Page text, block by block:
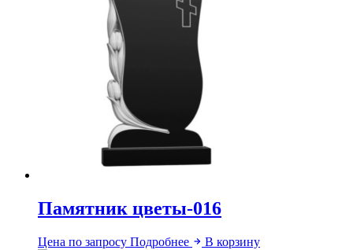
Памятник цветы-016
Цена по запросу Подробнее В корзину